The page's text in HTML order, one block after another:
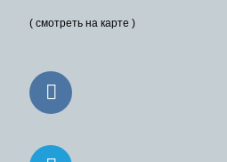
( смотреть на карте )